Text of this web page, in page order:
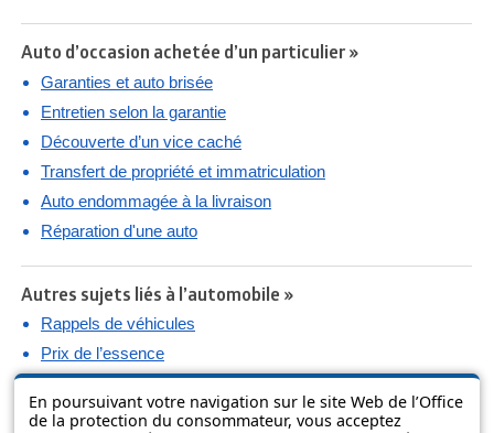
En poursuivant votre navigation sur le site Web de l’Office
de la protection du consommateur, vous acceptez
Auto d’occasion achetée d’un particulier »
Garanties et auto brisée
Entretien selon la garantie
Découverte d’un vice caché
Transfert de propriété et immatriculation
Auto endommagée à la livraison
Réparation d'une auto
Autres sujets liés à l’automobile »
Rappels de véhicules
Prix de l’essence
Pneus d’hiver
Assurance responsabilité